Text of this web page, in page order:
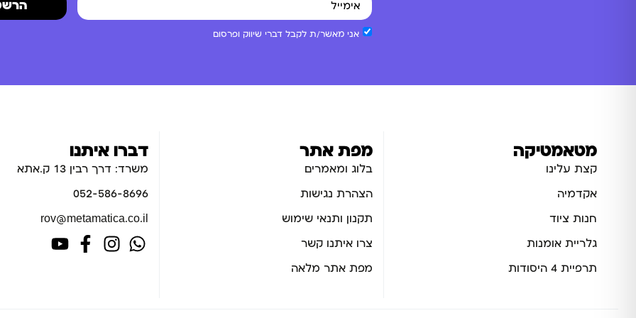
אני מאשר/ת לקבל דברי שיווק ופרסום
מטאמטיקה
קצת עלינו
אקדמיה
חנות ציוד
גלריית אומנות
תרפיית 4 היסודות
מפת אתר
בלוג ומאמרים
הצהרת נגישות
תקנון ותנאי שימוש
צרו איתנו קשר
מפת אתר מלאה
דברו איתנו
משרד: דרך רבין 13 ק.אתא
052-586-8696
rov@metamatica.co.il